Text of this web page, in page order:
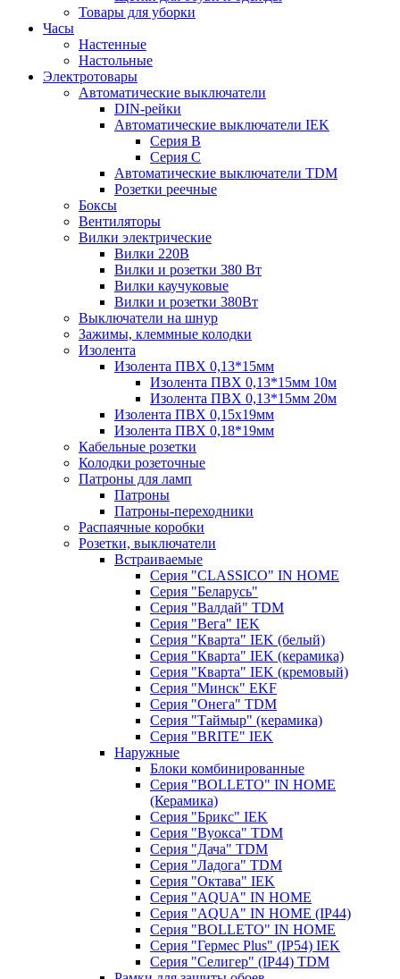
Товары для уборки
Часы
Настенные
Настольные
Электротовары
Автоматические выключатели
DIN-рейки
Автоматические выключатели IEK
Серия B
Серия С
Автоматические выключатели TDM
Розетки реечные
Боксы
Вентиляторы
Вилки электрические
Вилки 220В
Вилки и розетки 380 Вт
Вилки каучуковые
Вилки и розетки 380Вт
Выключатели на шнур
Зажимы, клеммные колодки
Изолента
Изолента ПВХ 0,13*15мм
Изолента ПВХ 0,13*15мм 10м
Изолента ПВХ 0,13*15мм 20м
Изолента ПВХ 0,15х19мм
Изолента ПВХ 0,18*19мм
Кабельные розетки
Колодки розеточные
Патроны для ламп
Патроны
Патроны-переходники
Распаячные коробки
Розетки, выключатели
Встраиваемые
Серия "CLASSICO" IN HOME
Серия "Беларусь"
Серия "Валдай" TDM
Серия "Вега" IEK
Серия "Кварта" IEK (белый)
Серия "Кварта" IEK (керамика)
Серия "Кварта" IEK (кремовый)
Серия "Минск" EKF
Серия "Онега" TDM
Серия "Таймыр" (керамика)
Серия "BRITE" IEK
Наружные
Блоки комбинированные
Серия "BОLLETO" IN HOME
(Керамика)
Серия "Брикс" IEK
Серия "Вуокса" TDM
Серия "Дача" TDM
Серия "Ладога" TDM
Серия "Октава" IEK
Серия "AQUA" IN HOME
Серия "AQUA" IN HOME (IP44)
Серия "BОLLETO" IN HOME
Серия "Гермес Plus" (IP54) IEK
Серия "Селигер" (IP44) TDM